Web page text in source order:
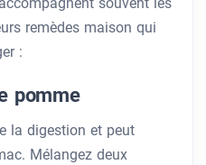
souvent les
remèdes maison qui
:
pomme
la digestion et peut
Mélangez deux